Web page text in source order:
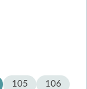
105
106